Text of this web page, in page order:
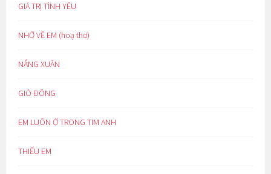
GIÁ TRỊ TÌNH YÊU
NHỚ VỀ EM (hoạ thơ)
NẮNG XUÂN
GIÓ ĐÔNG
EM LUÔN Ở TRONG TIM ANH
THIẾU EM